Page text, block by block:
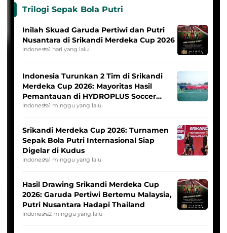
Trilogi Sepak Bola Putri
Inilah Skuad Garuda Pertiwi dan Putri
Nusantara di Srikandi Merdeka Cup 2026
Indonesia1 hari yang lalu
Indonesia Turunkan 2 Tim di Srikandi
Merdeka Cup 2026: Mayoritas Hasil
Pemantauan di HYDROPLUS Soccer
League
Indonesia1 minggu yang lalu
Srikandi Merdeka Cup 2026: Turnamen
Sepak Bola Putri Internasional Siap
Digelar di Kudus
Indonesia1 minggu yang lalu
Hasil Drawing Srikandi Merdeka Cup
2026: Garuda Pertiwi Bertemu Malaysia,
Putri Nusantara Hadapi Thailand
Indonesia2 minggu yang lalu